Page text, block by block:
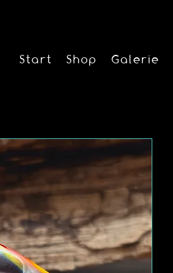
Start Shop Galerie